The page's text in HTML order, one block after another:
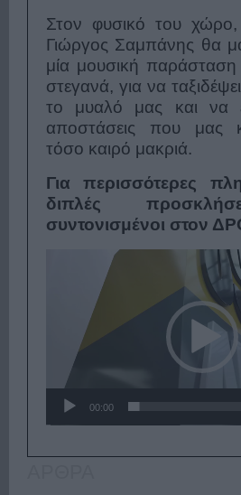
Στον φυσικό του
Γιώργος Σαμπάνης θα
μία μουσική παράσταση
στεγανά, για να
το μυαλό μας και να
αποστάσεις που μας
τόσο καιρό μακριά.
Για περισσότερες
διπλές
συντονισμένοι στον
Αναπαραγωγής
00:00